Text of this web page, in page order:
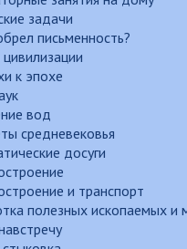
задачи
письменность?
к эпохе
вод
средневековья
досуги
и транспорт
полезных ископаемых и